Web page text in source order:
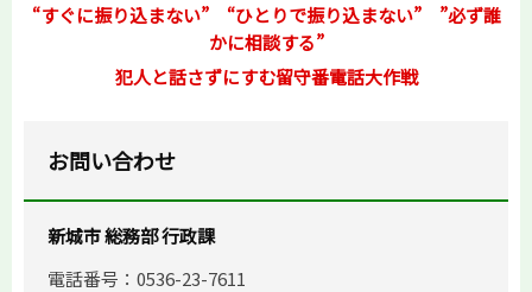
“すぐに振り込まない” “ひとりで振り込まない” ”必ず誰
かに相談する”
犯人と話さずにすむ留守番電話大作戦
お問い合わせ
新城市 総務部 行政課
電話番号：0536-23-7611